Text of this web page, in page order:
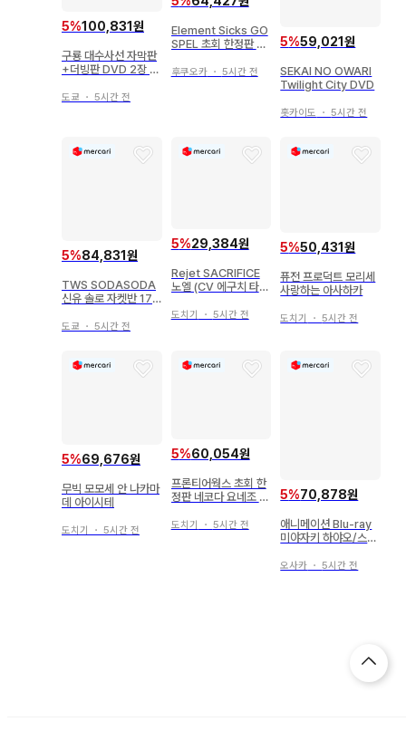
5%100,831원
구룡 대수사선 자막판
+더빙판 DVD 2장 티
도쿄 ・ 5시간 전
Element Sicks GO
SPEL 초회 한정판 C
후쿠오카・ 5시간 전
5%59,021원
SEKAI NO OWARI
Twilight City DVD
홋카이도 ・5시간 전
5%84,831원
TWS SODASODA
신유 솔로 자켓반 17
도쿄 ・ 5시간 전
5%29,384원
Rejet SACRIFICE
노엘 (CV 에구치 타쿠
도치기 ・ 5시간 전
5%50,431원
퓨전 프로덕트 모리세
사랑하는 아사하카
도치기 ・5시간 전
5%69,676원
무빅 모모세 안 나카마
데 아이시테
도치기 ・ 5시간 전
5%60,054원
프론티어웍스 초회 한
정판 네코다 요네조 코
도치기 ・ 5시간 전
5%70,878원
애니메이션 Blu-ray
미야자키 하야오/스튜
라퓨타
오사카 ・5시간 전